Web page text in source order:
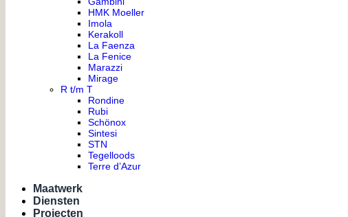
HMK Moeller
Imola
Kerakoll
La Faenza
La Fenice
Marazzi
Mirage
R t/m T
Rondine
Rubi
Schönox
Sintesi
STN
Tegelloods
Terre d’Azur
Maatwerk
Diensten
Projecten